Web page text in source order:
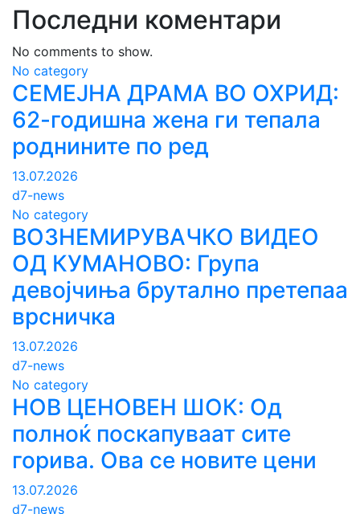
Последни коментари
No comments to show.
No category
СЕМЕЈНА ДРАМА ВО ОХРИД:
62-годишна жена ги тепала
роднините по ред
13.07.2026
d7-news
No category
ВОЗНЕМИРУВАЧКО ВИДЕО
ОД КУМАНОВО: Група
девојчиња брутално претепаа
врсничка
13.07.2026
d7-news
No category
НОВ ЦЕНОВЕН ШОК: Од
полноќ поскапуваат сите
горива. Ова се новите цени
13.07.2026
d7-news